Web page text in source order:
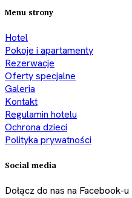
Menu strony
Hotel
Pokoje i apartamenty
Rezerwacje
Oferty specjalne
Galeria
Kontakt
Regulamin hotelu
Ochrona dzieci
Polityka prywatności
Social media
Dołącz do nas na Facebook-u